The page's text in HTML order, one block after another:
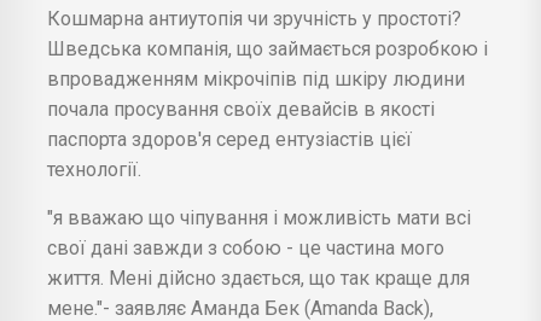
Кошмарна антиутопія чи зручність у простоті?
Шведська компанія, що займається розробкою і
впровадженням мікрочіпів під шкіру людини
почала просування своїх девайсів в якості
паспорта здоров'я серед ентузіастів цієї
технології.
"я вважаю що чіпування і можливість мати всі
свої дані завжди з собою - це частина мого
життя. Мені дійсно здається, що так краще для
мене."- заявляє Аманда Бек (Amanda Back),